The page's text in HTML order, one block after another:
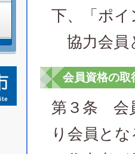
下、「ポ
協力会員
会員資格の取
第３条 会
り会員と